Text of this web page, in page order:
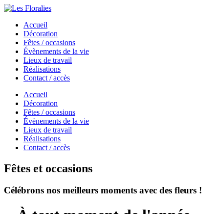
Accueil
Décoration
Fêtes / occasions
Évènements de la vie
Lieux de travail
Réalisations
Contact / accès
Accueil
Décoration
Fêtes / occasions
Évènements de la vie
Lieux de travail
Réalisations
Contact / accès
Fêtes et occasions
Célébrons nos meilleurs moments avec des fleurs !